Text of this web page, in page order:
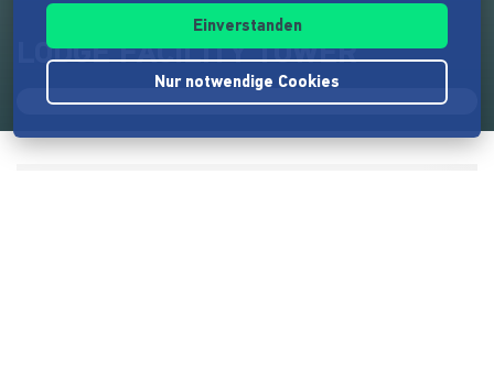
LODGE FACILITY TOWER
Einverstanden
Nur notwendige Cookies